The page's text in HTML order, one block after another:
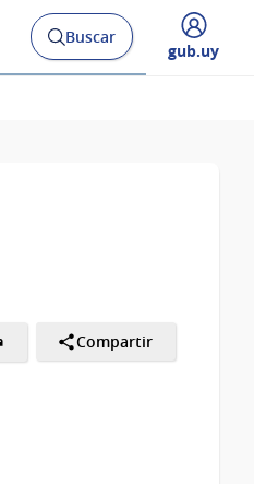
Abrir
buscador
Buscar
Desplegar
gub.uy
Compartir